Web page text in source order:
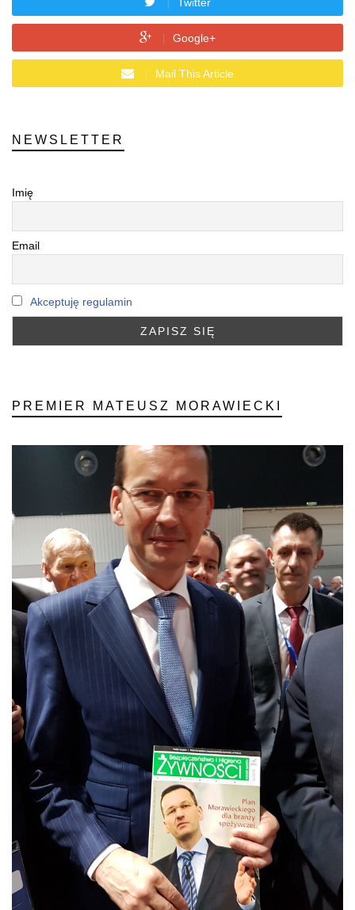
Google+
Mail This Article
NEWSLETTER
Imię
Email
Akceptuję regulamin
PREMIER MATEUSZ MORAWIECKI